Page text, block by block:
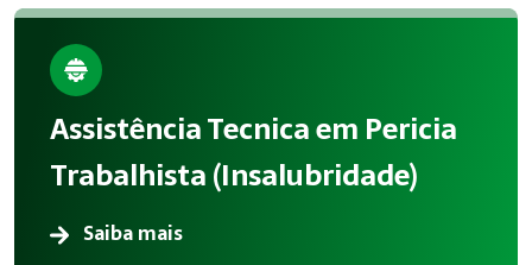
Empresas de todos os portes que possuem empregados
Benefícios da implementação
A aplicação correta de Perícias reduz acidentes, melhora
Atendimento em Campinas
A Megatrab atua oferecendo consultoria especializada em
Assistência Tecnica em Pericia
Trabalhista (Insalubridade)
Saiba mais